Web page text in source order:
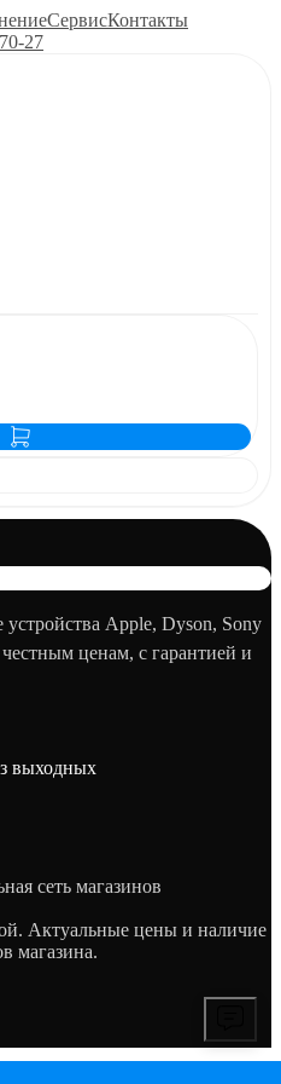
СервисКонтакты
Apple, Dyson, Sony
ценам, с гарантией и
выходных
сеть магазинов
Актуальные цены и наличие
магазина.